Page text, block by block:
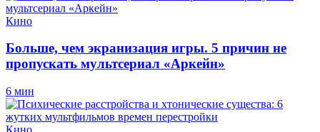
Кино
Больше, чем экранизация игры. 5 причин не
пропускать мультсериал «Аркейн»
6 мин